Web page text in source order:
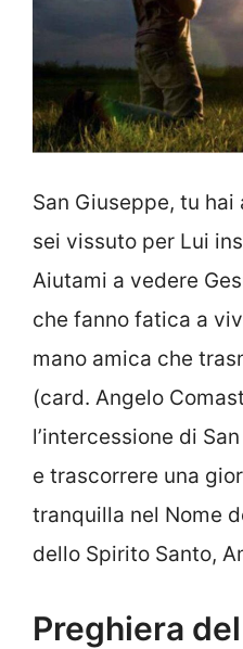
San Giuseppe, tu
sei vissuto per Lui
Aiutami a vedere
che fanno fatica a
mano amica che
(card. Angelo
l’intercessione di
e trascorrere una
tranquilla nel Nome
dello Spirito Santo,
Preghiera